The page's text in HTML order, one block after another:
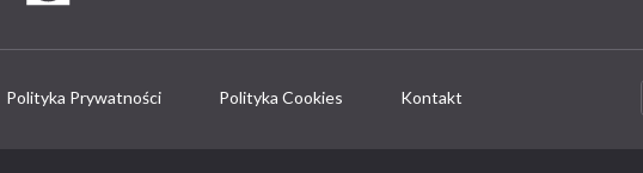
Polityka Prywatności Polityka Cookies Kontakt